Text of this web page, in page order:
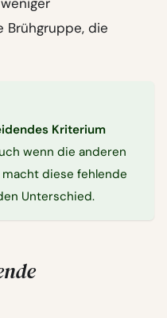
Brühgruppe, die
Kriterium
wenn die anderen
diese fehlende
Unterschied.